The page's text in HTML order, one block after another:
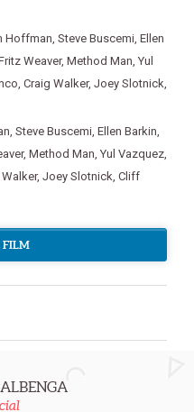
Hoffman Steve Buscemi Ellen
Weaver, Method Man Yul
Craig Walker, Joey Slotnick
Steve Buscemi Ellen Barkin
, Method Man Yul Vazquez
, Joey Slotnick Cliff
FILM